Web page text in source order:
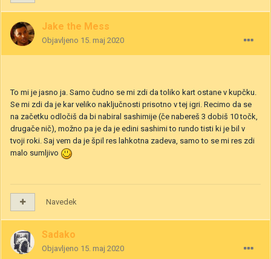
Jake the Mess
Objavljeno 15. maj 2020
To mi je jasno ja. Samo čudno se mi zdi da toliko kart ostane v kupčku.
Se mi zdi da je kar veliko naključnosti prisotno v tej igri. Recimo da se
na začetku odločiš da bi nabiral sashimije (če nabereš 3 dobiš 10 točk,
drugače nič), možno pa je da je edini sashimi to rundo tisti ki je bil v
tvoji roki. Saj vem da je špil res lahkotna zadeva, samo to se mi res zdi
malo sumljivo
Navedek
Sadako
Objavljeno 15. maj 2020